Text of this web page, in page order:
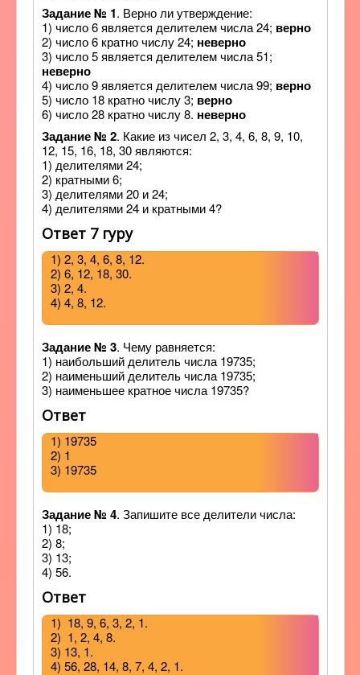
Задание № 1. Верно ли утверждение:
1) число 6 является делителем числа 24; верно
2) число 6 кратно числу 24; неверно
3) число 5 является делителем числа 51;
неверно
4) число 9 является делителем числа 99; верно
5) число 18 кратно числу 3; верно
6) число 28 кратно числу 8. неверно
Задание № 2. Какие из чисел 2, 3, 4, 6, 8, 9, 10,
12, 15, 16, 18, 30 являются:
1) делителями 24;
2) кратными 6;
3) делителями 20 и 24;
4) делителями 24 и кратными 4?
Ответ 7 гуру
1) 2, 3, 4, 6, 8, 12.
2) 6, 12, 18, 30.
3) 2, 4.
4) 4, 8, 12.
Задание № 3. Чему равняется:
1) наибольший делитель числа 19735;
2) наименьший делитель числа 19735;
3) наименьшее кратное числа 19735?
Ответ
1) 19735
2) 1
3) 19735
Задание № 4. Запишите все делители числа:
1) 18;
2) 8;
3) 13;
4) 56.
Ответ
1) 18, 9, 6, 3, 2, 1.
2) 1, 2, 4, 8.
3) 13, 1.
4) 56, 28, 14, 8, 7, 4, 2, 1.